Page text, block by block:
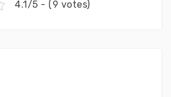
4.1/5 - (9 votes)